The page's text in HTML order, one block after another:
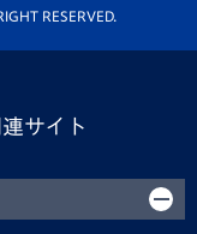
RESERVED.
サイト